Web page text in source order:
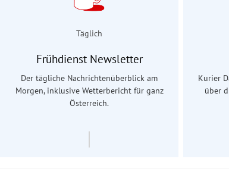
Täglich
Frühdienst Newsletter
Der tägliche Nachrichtenüberblick am
Morgen, inklusive Wetterbericht für ganz
Österreich.
Kurier
über